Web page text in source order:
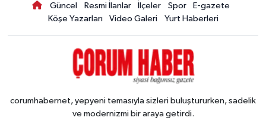
Güncel Resmi İlanlar İlçeler Spor
E-gazete
Köşe Yazarları
Video Galeri Yurt Haberleri
corumhabernet, yepyeni temasıyla sizleri buluştururken, sadelik
ve modernizmi bir araya getirdi.